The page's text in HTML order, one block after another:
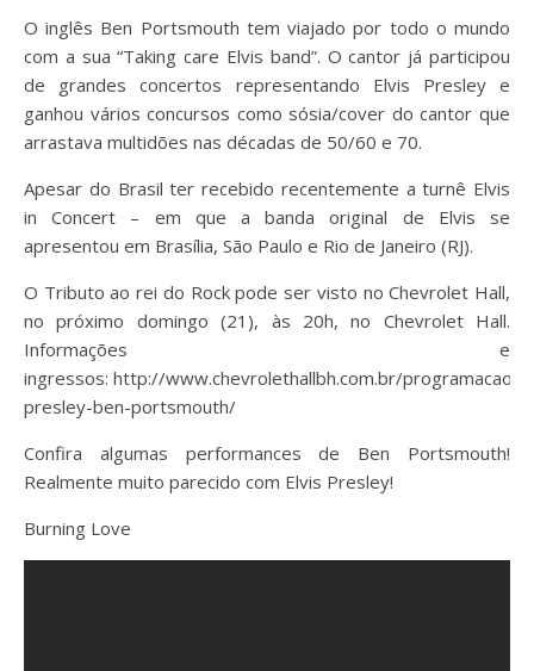
O inglês Ben Portsmouth tem viajado por todo o mundo
com a sua “Taking care Elvis band”. O cantor já participou
de grandes concertos representando Elvis Presley e
ganhou vários concursos como sósia/cover do cantor que
arrastava multidões nas décadas de 50/60 e 70.
Apesar do Brasil ter recebido recentemente a turnê Elvis
in Concert – em que a banda original de Elvis se
apresentou em Brasília, São Paulo e Rio de Janeiro (RJ).
O Tributo ao rei do Rock pode ser visto no Chevrolet Hall,
no próximo domingo (21), às 20h, no Chevrolet Hall.
Informações e
ingressos: http://www.chevrolethallbh.com.br/programacao/
presley-ben-portsmouth/
Confira algumas performances de Ben Portsmouth!
Realmente muito parecido com Elvis Presley!
Burning Love